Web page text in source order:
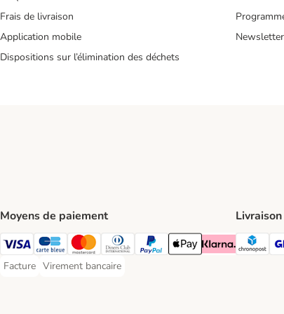
Frais de livraison
Application mobile
Dispositions sur l’élimination des déchets
Newsletter
Moyens de paiement
Visa Payment Method
carte bleue Payment Method
Master Card Payment Method
Diners Club Payment Method
Paypal Payment Method
Apple Pay Payment
Klarna Payment
Facture
Facture Payment Method
Virement bancaire
Virement bancaire Payment Method
Livraison